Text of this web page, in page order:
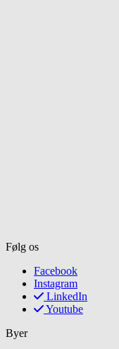
Følg os
Facebook
Instagram
LinkedIn
Youtube
Byer